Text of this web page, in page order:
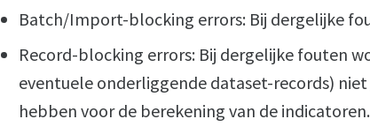
Batch/Import-blocking errors: Bij dergelijke
Record-blocking errors: Bij dergelijke fouten
eventuele onderliggende dataset-records)
hebben voor de berekening van de indicatoren.